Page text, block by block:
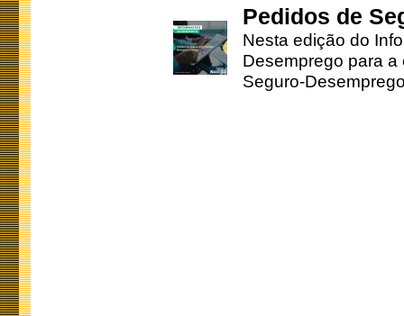
Pedidos de
Nesta edição do
Desemprego para
Seguro-